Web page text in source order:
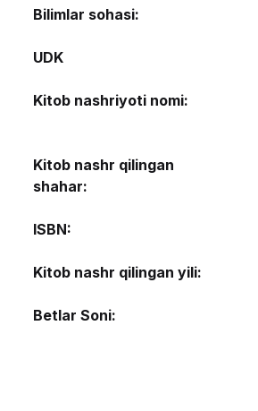
Bilimlar sohasi:
UDK
Kitob nashriyoti nomi:
Kitob nashr qilingan
shahar:
ISBN:
Kitob nashr qilingan yili:
Betlar Soni: